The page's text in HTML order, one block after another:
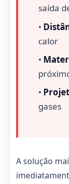
saída
•
calor
•
•
gases
A solução